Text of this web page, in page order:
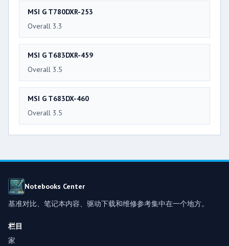
MSI G T780DXR-253
Overall 3.3
MSI G T683DXR-459
Overall 3.5
MSI G T683DX-460
Overall 3.5
Notebooks Center
基准对比、笔记本内容、驱动下载和维修参考集中在一个地方。
栏目
家